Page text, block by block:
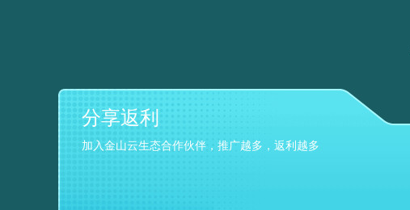
分享返利
加入金山云生态合作伙伴，推广越多，返利越多